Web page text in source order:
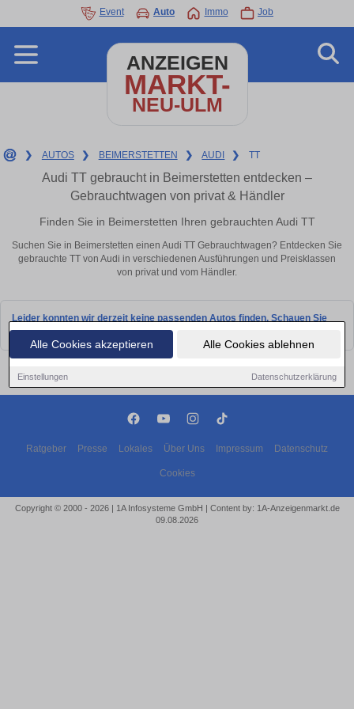
Alle Cookies akzeptieren Alle Cookies ablehnen
Einstellungen Datenschutzerklärung
Event Auto Immo Job
ANZEIGEN
MARKT-
NEU-ULM
❯ AUTOS ❯ BEIMERSTETTEN ❯ AUDI ❯ TT
Audi TT gebraucht in Beimerstetten entdecken –
Gebrauchtwagen von privat & Händler
Finden Sie in Beimerstetten Ihren gebrauchten Audi TT
Suchen Sie in Beimerstetten einen Audi TT Gebrauchtwagen? Entdecken Sie
gebrauchte TT von Audi in verschiedenen Ausführungen und Preisklassen
von privat und vom Händler.
Leider konnten wir derzeit keine passenden Autos finden. Schauen Sie
bald wieder vorbei!
Ratgeber Presse Lokales Über Uns Impressum Datenschutz
Cookies
Copyright © 2000 - 2026 | 1A Infosysteme GmbH | Content by: 1A-Anzeigenmarkt.de
09.08.2026